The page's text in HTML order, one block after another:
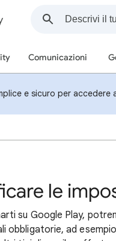
Comunicazioni
e sicuro per
le
su Google Play,
obbligatorie, ad